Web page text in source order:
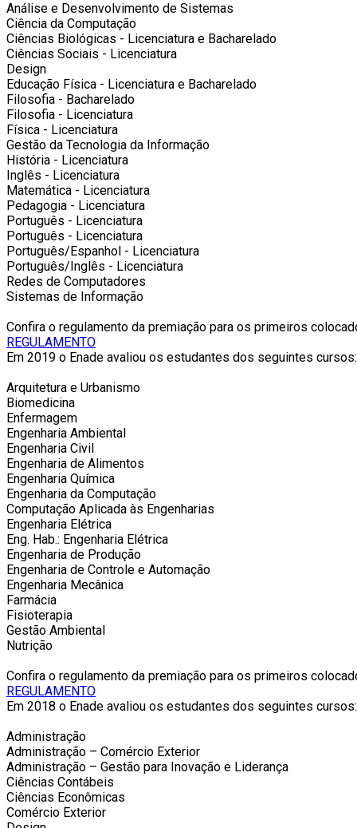
Análise e Desenvolvimento de Sistemas
Ciência da Computação
Ciências Biológicas - Licenciatura e Bacharelado
Ciências Sociais - Licenciatura
Design
Educação Física - Licenciatura e Bacharelado
Filosofia - Bacharelado
Filosofia - Licenciatura
Física - Licenciatura
Gestão da Tecnologia da Informação
História - Licenciatura
Inglês - Licenciatura
Matemática - Licenciatura
Pedagogia - Licenciatura
Português - Licenciatura
Português - Licenciatura
Português/Espanhol - Licenciatura
Português/Inglês - Licenciatura
Redes de Computadores
Sistemas de Informação
Confira o regulamento da premiação para os primeiros
REGULAMENTO
Em 2019 o Enade avaliou os estudantes dos seguintes cursos:
Arquitetura e Urbanismo
Biomedicina
Enfermagem
Engenharia Ambiental
Engenharia Civil
Engenharia de Alimentos
Engenharia Química
Engenharia da Computação
Computação Aplicada às Engenharias
Engenharia Elétrica
Eng. Hab.: Engenharia Elétrica
Engenharia de Produção
Engenharia de Controle e Automação
Engenharia Mecânica
Farmácia
Fisioterapia
Gestão Ambiental
Nutrição
Confira o regulamento da premiação para os primeiros
REGULAMENTO
Em 2018 o Enade avaliou os estudantes dos seguintes cursos:
Administração
Administração – Comércio Exterior
Administração – Gestão para Inovação e Liderança
Ciências Contábeis
Ciências Econômicas
Comércio Exterior